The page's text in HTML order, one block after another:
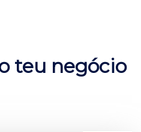
teu negócio